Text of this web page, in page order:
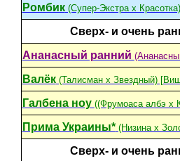
Ромбик(Супер-Экстра х
Сверх- и очень
Ананасный ранний
Валёк(Талисман х Звездный)
Галбена ноу ((Фрумоаса албэ x
Прима Украины*(Низина х
Сверх- и очень